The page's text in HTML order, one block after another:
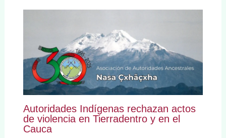
Autoridades Indígenas rechazan actos
de violencia en Tierradentro y en el
Cauca